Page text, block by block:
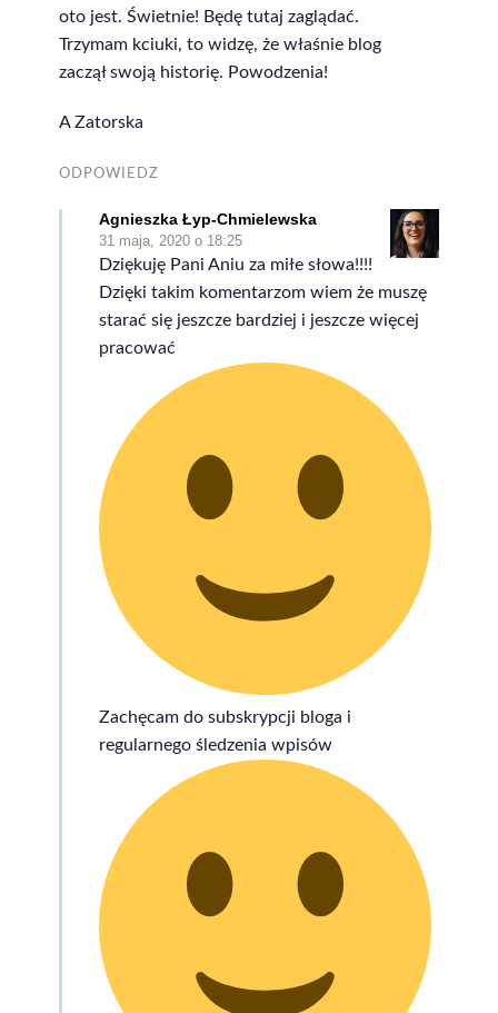
oto jest. Świetnie! Będę tutaj zaglądać.
Trzymam kciuki, to widzę, że właśnie blog
zaczął swoją historię. Powodzenia!
A Zatorska
ODPOWIEDZ
Agnieszka Łyp-Chmielewska
31 maja, 2020 o 18:25
Dziękuję Pani Aniu za miłe słowa!!!!
Dzięki takim komentarzom wiem że muszę
starać się jeszcze bardziej i jeszcze więcej
pracować
Zachęcam do subskrypcji bloga i
regularnego śledzenia wpisów